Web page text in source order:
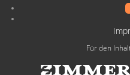
Für den